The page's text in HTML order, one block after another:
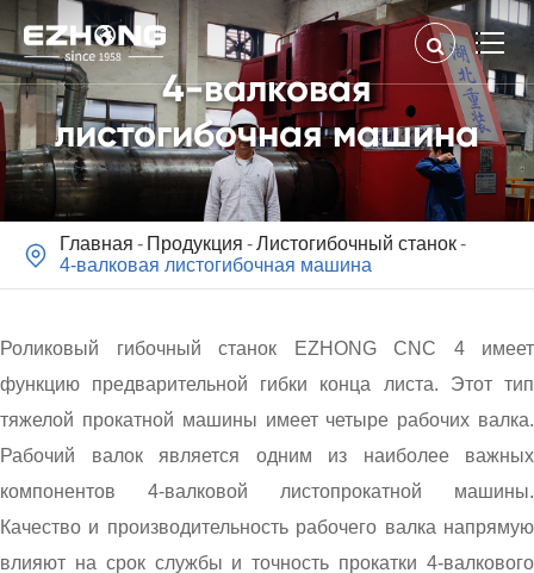
4-валковая
листогибочная машина
 Главная Продукция
Листогибочный станок
4-валковая листогибочная машина
Роликовый гибочный станок EZHONG CNC 4 имеет
функцию предварительной гибки конца листа. Этот тип
тяжелой прокатной машины имеет четыре рабочих валка.
Рабочий валок является одним из наиболее важных
компонентов 4-валковой листопрокатной машины.
Качество и производительность рабочего валка напрямую
влияют на срок службы и точность прокатки 4-валкового